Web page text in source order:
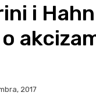
i
2017